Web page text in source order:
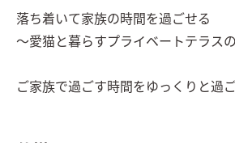
落ち着いて家族の時間を過ごせる
～愛猫と暮らすプライベートテラス
ご家族で過ごす時間をゆっくりと過